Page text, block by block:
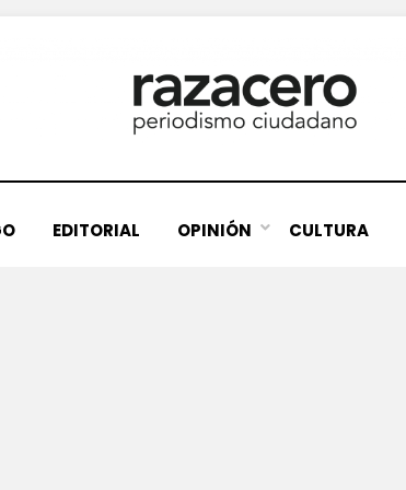
EDITORIAL OPINIÓN CULTURA